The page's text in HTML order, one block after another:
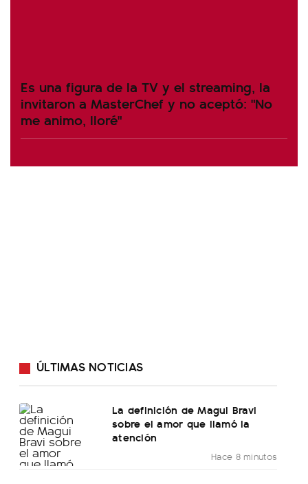
Es una figura de la TV y el streaming, la
invitaron a MasterChef y no aceptó: "No
me animo, lloré"
ÚLTIMAS NOTICIAS
La definición de Magui Bravi
sobre el amor que llamó la
atención
Hace 8 minutos